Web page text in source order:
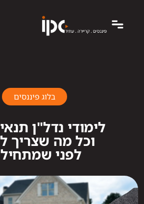
בלוג פיננסים
לימודי נדל"ן
וכל מה שצריך
לפני